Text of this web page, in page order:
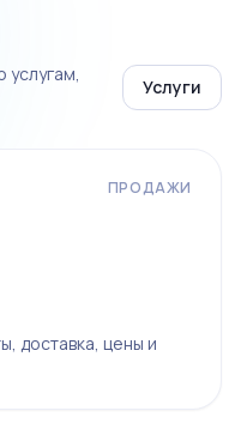
услугам,
Услуги
ПРОДАЖИ
доставка, цены и